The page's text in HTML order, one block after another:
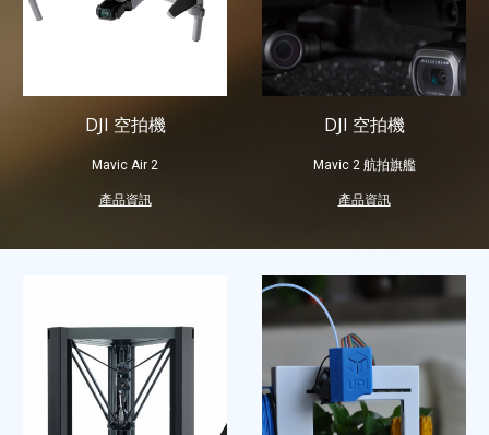
DJI 空拍機
Mavic Air 2
產品資訊
DJI 空拍機
Mavic 2 航拍旗艦
產品資訊